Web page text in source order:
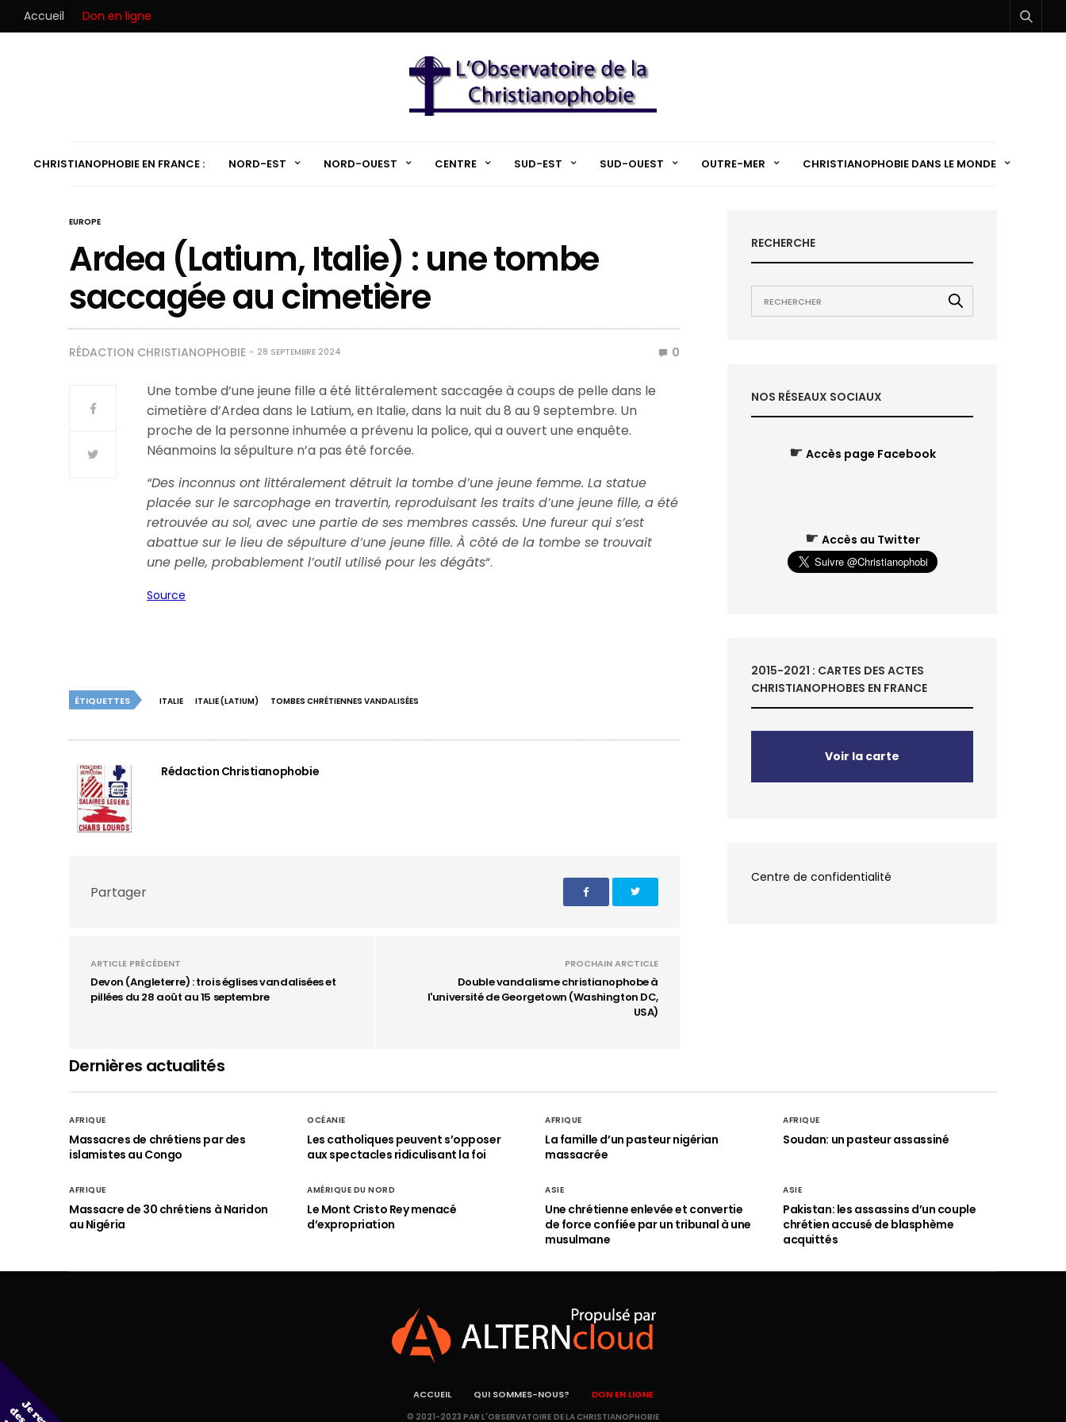
Accueil Don en ligne
CHRISTIANOPHOBIE EN FRANCE : NORD-EST NORD-OUEST CENTRE SUD-EST SUD-OUEST OUTRE-MER CHRISTIANOPHOBIE DANS LE MONDE
EUROPE
Ardea (Latium, Italie) : une tombe
saccagée au cimetière
RÉDACTION CHRISTIANOPHOBIE 28 SEPTEMBRE 2024 0
Une tombe d’une jeune fille a été littéralement saccagée à coups de pelle dans le
cimetière d’Ardea dans le Latium, en Italie, dans la nuit du 8 au 9 septembre. Un
proche de la personne inhumée a prévenu la police, qui a ouvert une enquête.
Néanmoins la sépulture n’a pas été forcée.
“Des inconnus ont littéralement détruit la tombe d’une jeune femme. La statue
placée sur le sarcophage en travertin, reproduisant les traits d’une jeune fille, a été
retrouvée au sol, avec une partie de ses membres cassés. Une fureur qui s’est
abattue sur le lieu de sépulture d’une jeune fille. À côté de la tombe se trouvait
une pelle, probablement l’outil utilisé pour les dégâts“.
Source
ÉTIQUETTES ITALIE ITALIE (LATIUM) TOMBES CHRÉTIENNES VANDALISÉES
Rédaction Christianophobie
Partager
ARTICLE PRÉCÉDENT
Devon (Angleterre) : trois églises vandalisées et
pillées du 28 août au 15 septembre
PROCHAIN ARCTICLE
Double vandalisme christianophobe à
l'université de Georgetown (Washington DC,
USA)
RECHERCHE
NOS RÉSEAUX SOCIAUX
☛ Accès page Facebook
☛ Accès au Twitter
2015-2021 : CARTES DES ACTES
CHRISTIANOPHOBES EN FRANCE
Voir la carte
Centre de confidentialité
Dernières actualités
AFRIQUE
Massacres de chrétiens par des
islamistes au Congo
OCÉANIE
Les catholiques peuvent s’opposer
aux spectacles ridiculisant la foi
AFRIQUE
La famille d’un pasteur nigérian
massacrée
AFRIQUE
Soudan: un pasteur assassiné
AFRIQUE
Massacre de 30 chrétiens à Naridon
au Nigéria
AMÉRIQUE DU NORD
Le Mont Cristo Rey menacé
d’expropriation
ASIE
Une chrétienne enlevée et convertie
de force confiée par un tribunal à une
musulmane
ASIE
Pakistan: les assassins d’un couple
chrétien accusé de blasphème
acquittés
ACCUEIL QUI SOMMES-NOUS? DON EN LIGNE
© 2021-2023 PAR L'OBSERVATOIRE DE LA CHRISTIANOPHOBIE